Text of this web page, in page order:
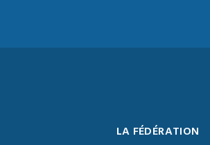
LA FÉDÉRATION